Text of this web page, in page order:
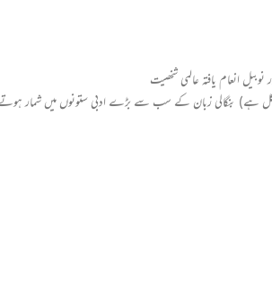
انعام یافتہ عالمی شخصیت
شکل ہے) بنگالی زبان کے سب سے بڑے ادبی ستونوں میں شمار ہوتے
جن کے ذریعے ان کی شہرت یورپ اور امریکا تک پھیل گئی۔
ناولوں اور ڈراموں کے اردو تراجم نے اردو قارئین کو ان کے
کردار ادا کیا۔ انہی تراجم کے ذریعے ٹیگور کا رشتہ اردو ادب سے
ظہیر اور نیاز فتح پوری، ٹیگور سے متاثر نظر آتے ہیں۔ ان